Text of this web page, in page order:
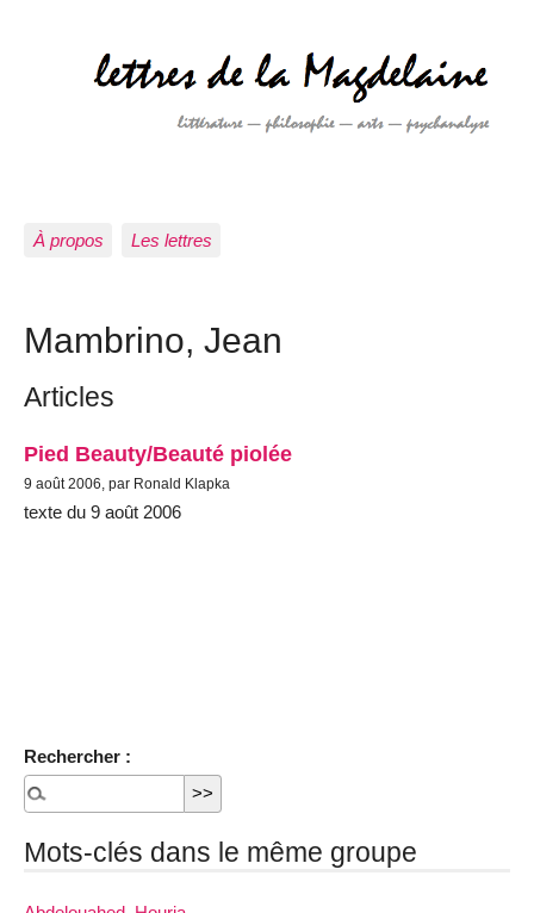
À propos Les lettres
Mambrino, Jean
Articles
Pied Beauty/Beauté piolée
9 août 2006, par Ronald Klapka
texte du 9 août 2006
Rechercher :
Mots-clés dans le même groupe